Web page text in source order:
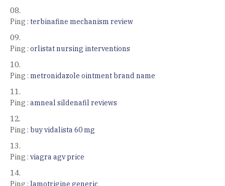
Ping : terbinafine mechanism review
Ping : orlistat nursing interventions
Ping : metronidazole ointment brand name
Ping : amneal sildenafil reviews
Ping : buy vidalista 60 mg
Ping : viagra agv price